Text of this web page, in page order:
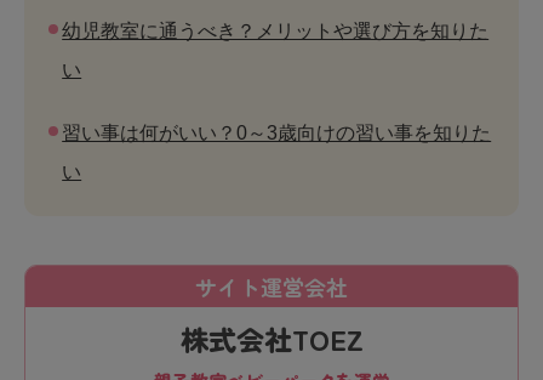
幼児教室に通うべき？メリットや選び方を知りた
い
習い事は何がいい？0～3歳向けの習い事を知りた
い
サイト運営会社
株式会社TOEZ